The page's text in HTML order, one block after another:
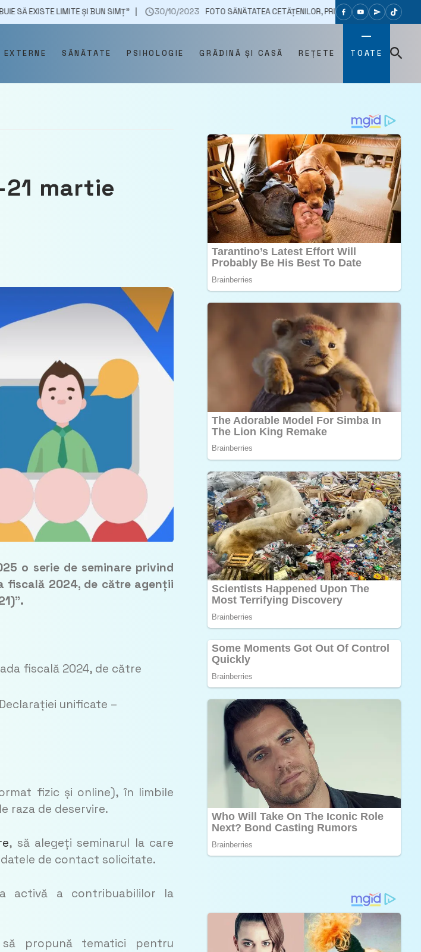
LIMITE ȘI BUN SIMȚ” 30/10/2023 FOTO SĂNĂTATEA CETĂȚENILOR, PRIORITARĂ PENTRU ECHIPA LUI ILAN
EXTERNE SĂNĂTATE PSIHOLOGIE GRĂDINĂ ȘI CASĂ REȚETE TOATE
martie
o serie de seminare privind
fiscală 2024, de către agenții
fiscală 2024, de către
unificate –
fizic și online), în limbile
raza de deservire.
, să alegeți seminarul la care
de contact solicitate.
activă a contribuabililor la
să propună tematici pentru